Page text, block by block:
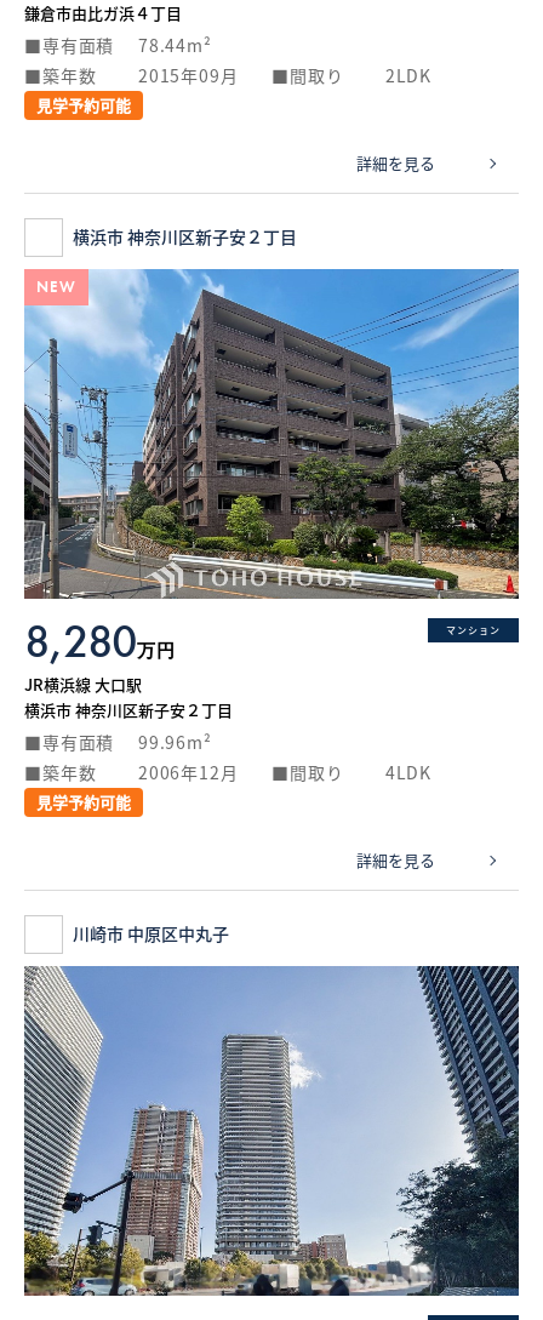
鎌倉市由比ガ浜４丁目
専有面積
78.44m²
築年数
2015年09月 間取り 2LDK
見学予約可能
詳細を見る
横浜市 神奈川区新子安２丁目
NEW
マンション
8,280万円
JR横浜線 大口駅
横浜市 神奈川区新子安２丁目
専有面積
99.96m²
築年数
2006年12月 間取り 4LDK
見学予約可能
詳細を見る
川崎市 中原区中丸子